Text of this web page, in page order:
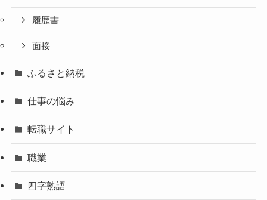
履歴書
面接
ふるさと納税
仕事の悩み
転職サイト
職業
四字熟語